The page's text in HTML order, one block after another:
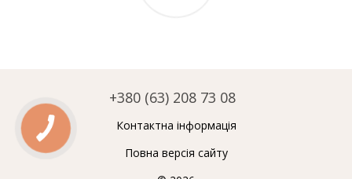
+380 (63) 208 73 08
Контактна інформація
Повна версія сайту